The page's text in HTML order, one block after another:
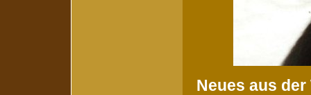
Neues aus